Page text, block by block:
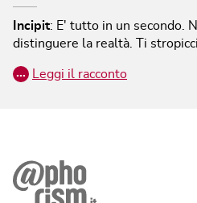
Incipit: E' tutto in un secondo.
distinguere la realtà. Ti
… Leggi il racconto